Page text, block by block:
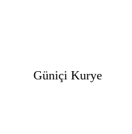
Güniçi Kurye